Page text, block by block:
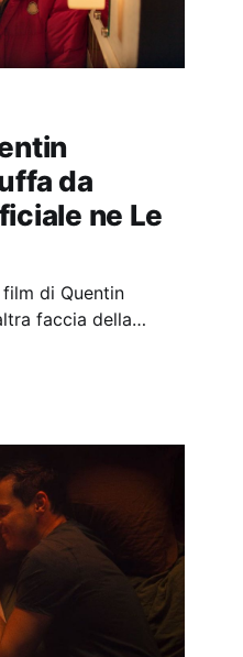
da
ne Le
di Quentin
faccia della